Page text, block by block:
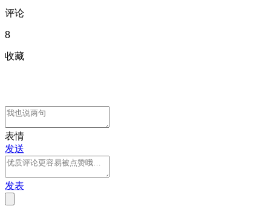
评论
8
收藏
表情
发送
发表